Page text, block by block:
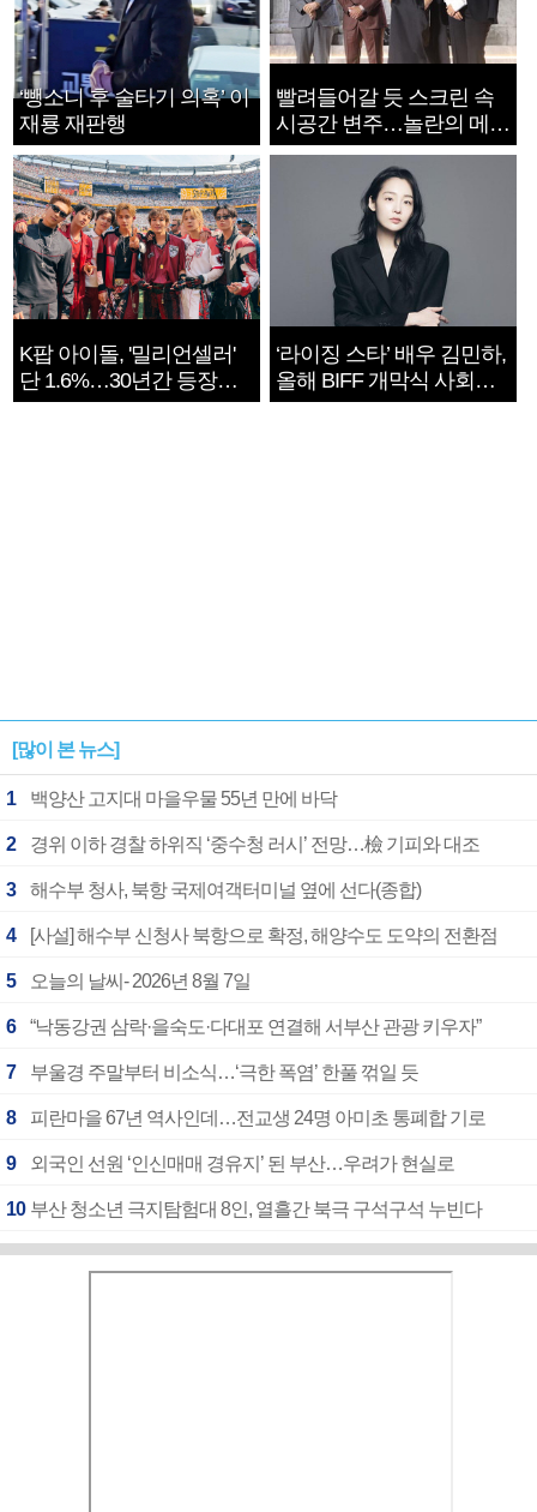
‘뺑소니 후 술타기 의혹’ 이
재룡 재판행
빨려들어갈 듯 스크린 속
시공간 변주…놀란의 메시
지는 ‘전쟁 속죄’
K팝 아이돌, '밀리언셀러'
단 1.6%…30년간 등장
1182개팀 전수조사
‘라이징 스타’ 배우 김민하,
올해 BIFF 개막식 사회자
확정
[많이 본 뉴스]
1 백양산 고지대 마을우물 55년 만에 바닥
2 경위 이하 경찰 하위직 ‘중수청 러시’ 전망…檢 기피와 대조
3 해수부 청사, 북항 국제여객터미널 옆에 선다(종합)
4 [사설] 해수부 신청사 북항으로 확정, 해양수도 도약의 전환점
5 오늘의 날씨- 2026년 8월 7일
6 “낙동강권 삼락·을숙도·다대포 연결해 서부산 관광 키우자”
7 부울경 주말부터 비소식…‘극한 폭염’ 한풀 꺾일 듯
8 피란마을 67년 역사인데…전교생 24명 아미초 통폐합 기로
9 외국인 선원 ‘인신매매 경유지’ 된 부산…우려가 현실로
10 부산 청소년 극지탐험대 8인, 열흘간 북극 구석구석 누빈다